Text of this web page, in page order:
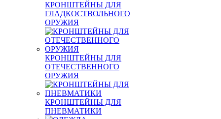
КРОНШТЕЙНЫ ДЛЯ
ГЛАДКОСТВОЛЬНОГО
ОРУЖИЯ
КРОНШТЕЙНЫ ДЛЯ
ОТЕЧЕСТВЕННОГО
ОРУЖИЯ
КРОНШТЕЙНЫ ДЛЯ
ПНЕВМАТИКИ